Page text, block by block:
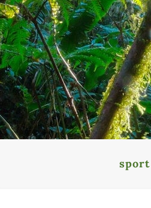
sport